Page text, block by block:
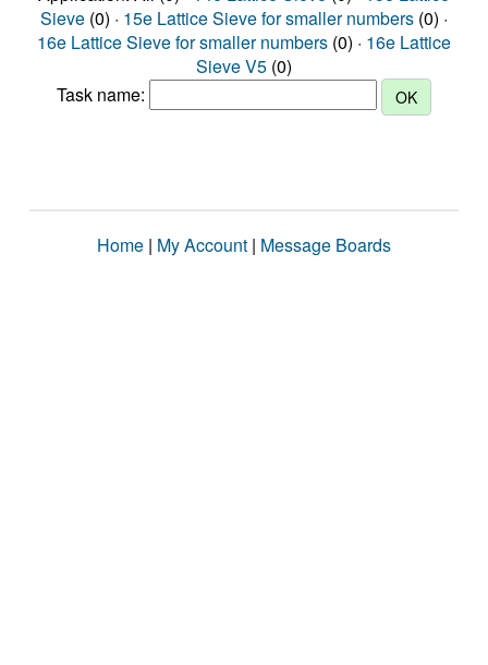
Sieve (0) · 15e Lattice Sieve for smaller numbers (0) ·
16e Lattice Sieve for smaller numbers (0) · 16e Lattice
Sieve V5 (0)
Task name:
Home | My Account | Message Boards